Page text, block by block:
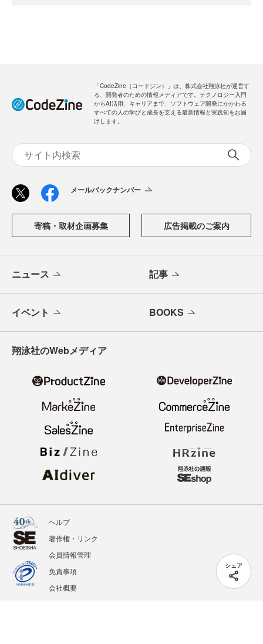
シェア
「CodeZine（コードジン）」は、株式会社翔泳社が運営す
る、開発者のための情報メディアです。テクノロジー入門
からAI活用、キャリアまで、ソフトウェア開発にかかわる
すべての人の学びと成長を支える最新情報と実践知をお届
けします。
メールバックナンバー
寄稿・取材企画募集 広告掲載のご案内
ニュース 記事
イベント BOOKS
翔泳社のWebメディア
ヘルプ
著作権・リンク
会員情報管理
免責事項
会社概要